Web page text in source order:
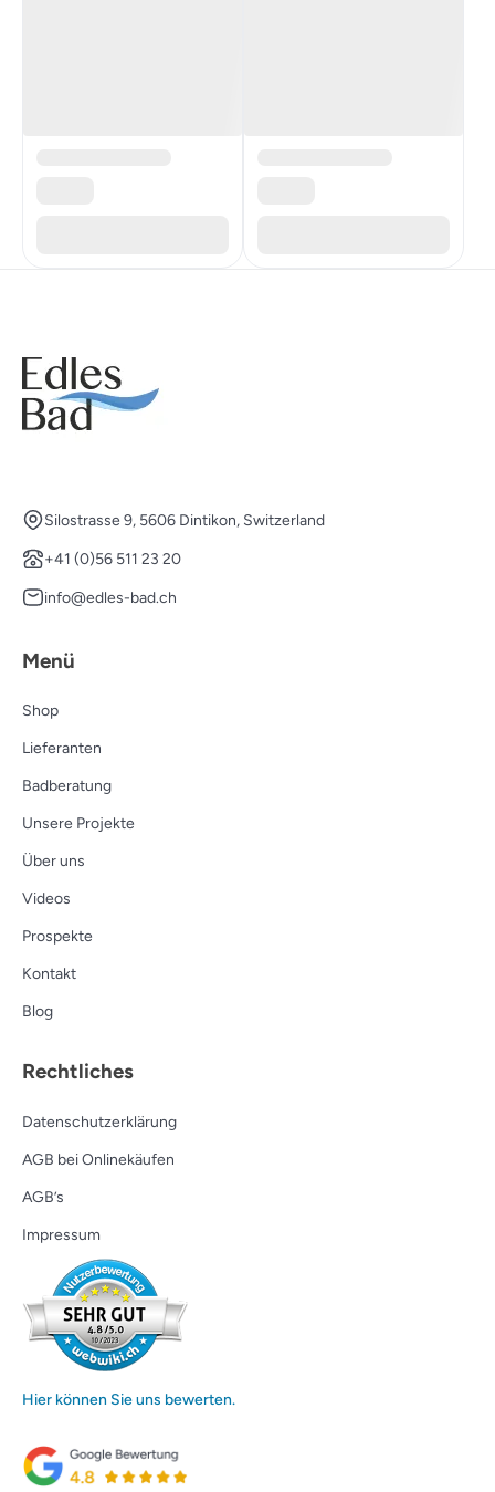
Silostrasse 9, 5606 Dintikon, Switzerland
+41 (0)56 511 23 20
info@edles-bad.ch
Menü
Shop
Lieferanten
Badberatung
Unsere Projekte
Über uns
Videos
Prospekte
Kontakt
Blog
Rechtliches
Datenschutzerklärung
AGB bei Onlinekäufen
AGB’s
Impressum
Hier können Sie uns bewerten.